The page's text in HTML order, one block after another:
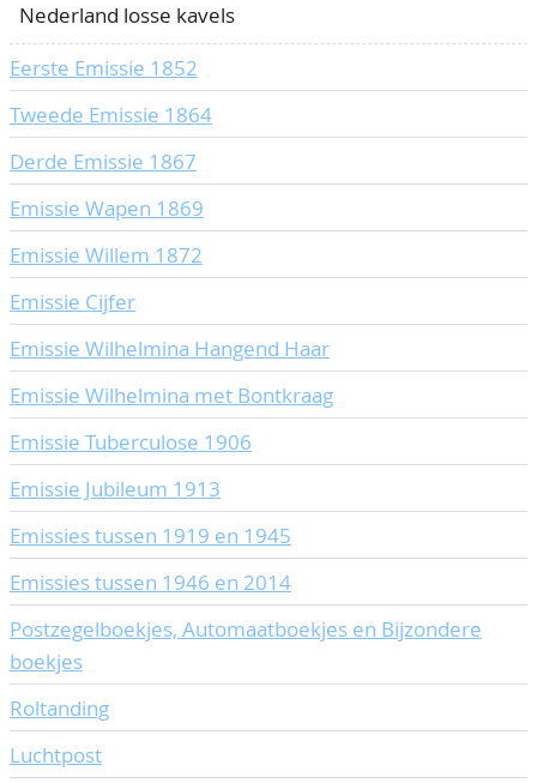
Ons Team
80 jarig bestaan
CONTACT
ACCOUNT
Nederland losse kavels
Eerste Emissie 1852
Tweede Emissie 1864
Derde Emissie 1867
Emissie Wapen 1869
Emissie Willem 1872
Emissie Cijfer
Emissie Wilhelmina Hangend Haar
Emissie Wilhelmina met Bontkraag
Emissie Tuberculose 1906
Emissie Jubileum 1913
Emissies tussen 1919 en 1945
Emissies tussen 1946 en 2014
Postzegelboekjes, Automaatboekjes en Bijzondere
boekjes
Roltanding
Luchtpost